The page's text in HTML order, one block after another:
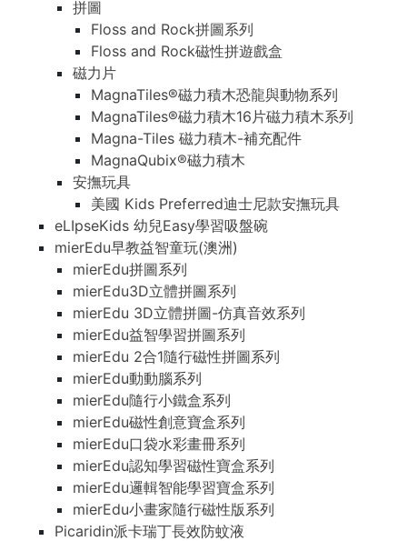
拼圖
Floss and Rock拼圖系列
Floss and Rock磁性拼遊戲盒
磁力片
MagnaTiles®磁力積木恐龍與動物系列
MagnaTiles®磁力積木16片磁力積木系列
Magna-Tiles 磁力積木-補充配件
MagnaQubix®磁力積木
安撫玩具
美國 Kids Preferred迪士尼款安撫玩具
eLIpseKids 幼兒Easy學習吸盤碗
mierEdu早教益智童玩(澳洲)
mierEdu拼圖系列
mierEdu3D立體拼圖系列
mierEdu 3D立體拼圖-仿真音效系列
mierEdu益智學習拼圖系列
mierEdu 2合1隨行磁性拼圖系列
mierEdu動動腦系列
mierEdu隨行小鐵盒系列
mierEdu磁性創意寶盒系列
mierEdu口袋水彩畫冊系列
mierEdu認知學習磁性寶盒系列
mierEdu邏輯智能學習寶盒系列
mierEdu小畫家隨行磁性版系列
Picaridin派卡瑞丁長效防蚊液